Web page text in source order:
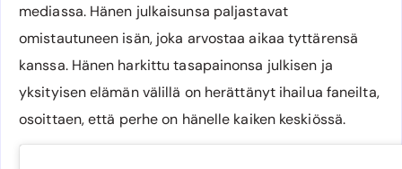
mediassa. Hänen julkaisunsa paljastavat
omistautuneen isän, joka arvostaa aikaa tyttärensä
kanssa. Hänen harkittu tasapainonsa julkisen ja
yksityisen elämän välillä on herättänyt ihailua faneilta,
osoittaen, että perhe on hänelle kaiken keskiössä.